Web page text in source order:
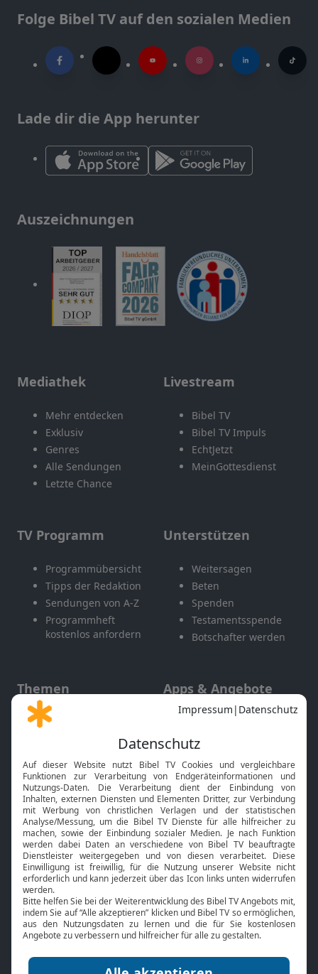
Folge Bibel TV auf den sozialen Medien
Lade dir die App herunter
Auszeichnungen
Mediathek
Mehr entdecken
Exklusiv
Genres
Alle Sendungen
Letzte Chance
Livestream
Bibel TV
Bibel TV Impuls
EchtJetzt
MeinGottesdienst
TV Programm
Programmübersicht
Tipps der Redaktion
Sendungen von A-Z
Programmheft
kostenlos anfordern
Unterstützen
Weitersagen
Beten
Spenden
Testamentsspende
Botschafter werden
Themen
Gott und Bibel erklärt
Neuigkeiten
Apps & Angebote
Mobile App
Smart TV
HbbTV
Bibelthek Online-Bibel
Nächster Gottesdienst
Bibel TV
Über uns
Jobs
Mediadaten
Service
Kontakt
TV-Empfang